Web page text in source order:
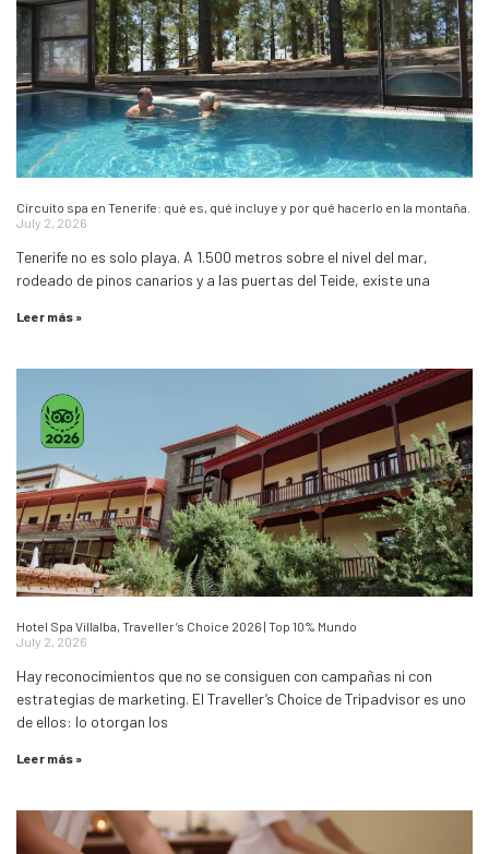
Circuito spa en Tenerife: qué es, qué incluye y por qué hacerlo en la montaña.
July 2, 2026
Tenerife no es solo playa. A 1.500 metros sobre el nivel del mar,
rodeado de pinos canarios y a las puertas del Teide, existe una
Leer más »
Hotel Spa Villalba, Traveller’s Choice 2026 | Top 10% Mundo
July 2, 2026
Hay reconocimientos que no se consiguen con campañas ni con
estrategias de marketing. El Traveller’s Choice de Tripadvisor es uno
de ellos: lo otorgan los
Leer más »